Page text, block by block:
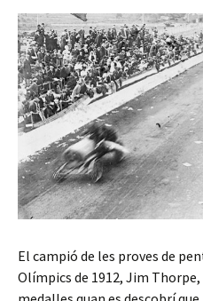
El campió de les proves de
Olímpics de 1912, Jim